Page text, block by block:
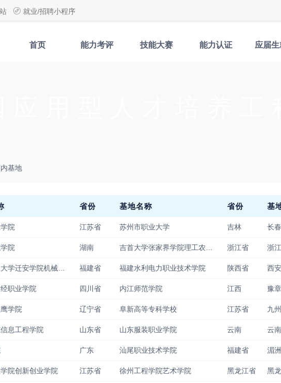
就业/招聘小程序
首页 能力考评 技能大赛 能力认证 应届
基地
省份 基地名称 省份 基
院 江苏省 苏州市职业大学 吉林 长
院 湖南 浙江省 浙
福建省 福建水利电力职业技术学院 陕西省 西
职业学院 四川省 内江师范学院 江西 豫
学院 辽宁省 阜新高等专科学校 江苏省 九
息工程学院 山东省 山东服装职业学院 云南
广东 汕尾职业技术学院 福建省 湄
院创新创业学院 江苏省 徐州工程学院艺术学院 黑龙江省 黑